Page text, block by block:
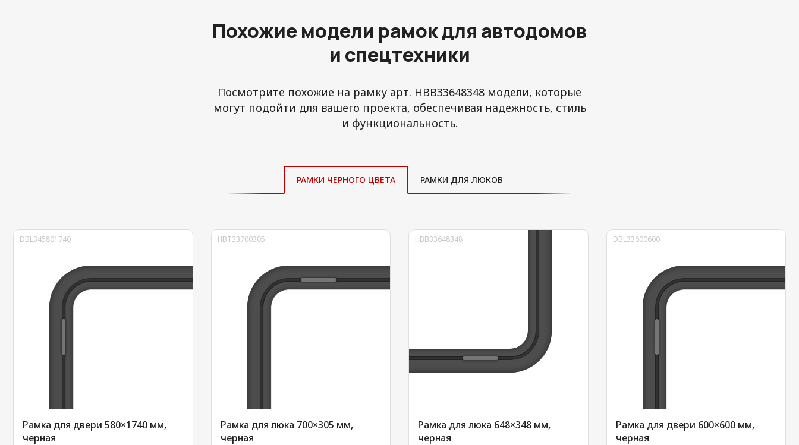
Похожие модели рамок для автодомов
и спецтехники
Посмотрите похожие на рамку арт. HBB33648348 модели, которые
могут подойти для вашего проекта, обеспечивая надежность, стиль
и функциональность.
РАМКИ ЧЕРНОГО ЦВЕТА РАМКИ ДЛЯ ЛЮКОВ
DBL345801740
Рамка для двери 580×1740 мм,
черная
HBT33700305
Рамка для люка 700×305 мм,
черная
HBB33648348
Рамка для люка 648×348 мм,
черная
DBL33600600
Рамка для двери 600×600 мм,
черная